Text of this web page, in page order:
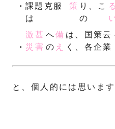
課題克服
は
策 り、こ
の
激甚
災害
へ
の
備
え
は、国策云
く、各企
と、個人的には思います